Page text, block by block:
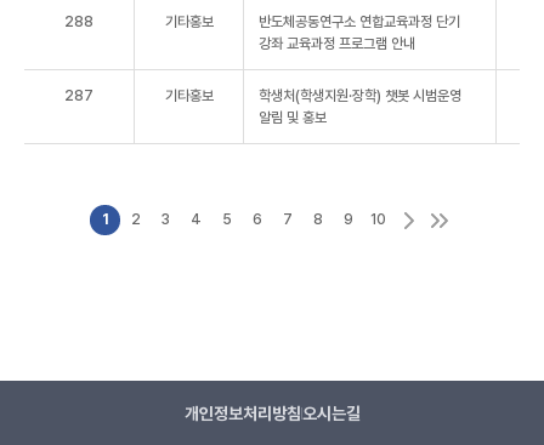
288 기타홍보
반도체공동연구소 연합교육과정 단기
강좌 교육과정 프로그램 안내
287 기타홍보
학생처(학생지원·장학) 챗봇 시범운영
알림 및 홍보
1 2 3 4 5 6 7 8 9 10
개인정보처리방침오시는길